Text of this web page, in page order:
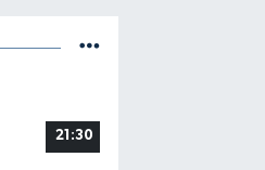
21:30